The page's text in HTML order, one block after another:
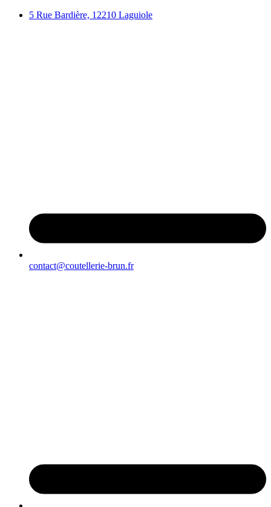
Aller
5 Rue Bardière, 12210 Laguiole
contact@coutellerie-brun.fr